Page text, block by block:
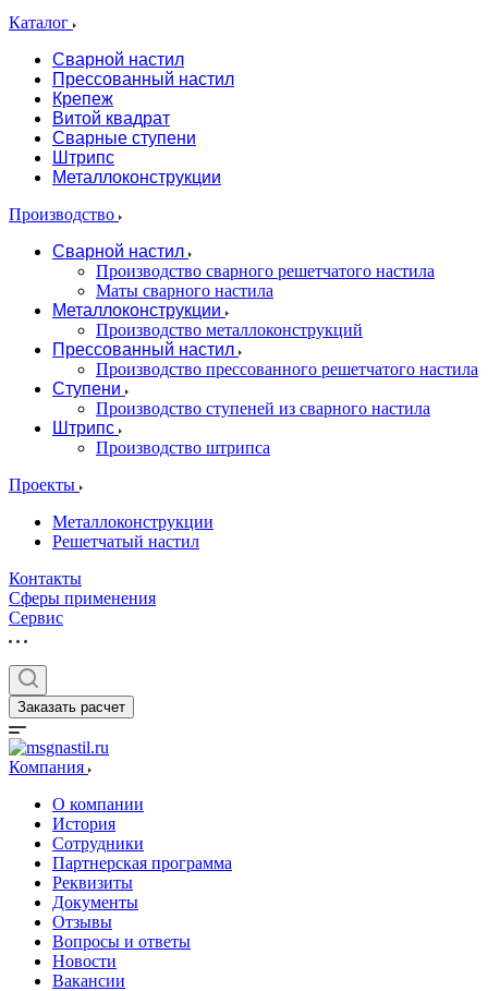
Каталог
Сварной настил
Прессованный настил
Крепеж
Витой квадрат
Сварные ступени
Штрипс
Металлоконструкции
Производство
Сварной настил
Производство сварного решетчатого настила
Маты сварного настила
Металлоконструкции
Производство металлоконструкций
Прессованный настил
Производство прессованного решетчатого настила
Ступени
Производство ступеней из сварного настила
Штрипс
Производство штрипса
Проекты
Металлоконструкции
Решетчатый настил
Контакты
Сферы применения
Сервис
Заказать расчет
Компания
О компании
История
Сотрудники
Партнерская программа
Реквизиты
Документы
Отзывы
Вопросы и ответы
Новости
Вакансии